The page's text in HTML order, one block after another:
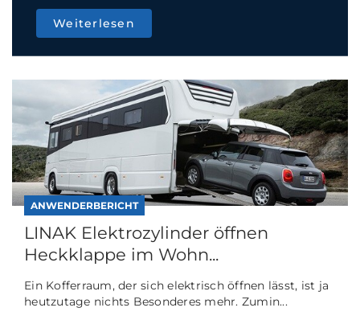
Weiterlesen
ANWENDERBERICHT
LINAK Elektrozylinder öffnen
Heckklappe im Wohn...
Ein Kofferraum, der sich elektrisch öffnen lässt, ist ja
heutzutage nichts Besonderes mehr. Zumin...